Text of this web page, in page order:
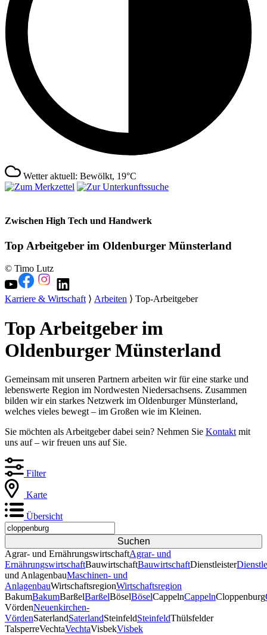
Wetter aktuell: Bewölkt, 19°C
Zwischen High Tech und Handwerk
Top Arbeitgeber im Oldenburger Münsterland
© Timo Lutz
Karriere & Wirtschaft⟩ Arbeiten ⟩ Top-Arbeitgeber
Top Arbeitgeber im
Oldenburger Münsterland
Gemeinsam mit unseren Partnern arbeiten wir für eine starke und
lebenswerte Region im Nordwesten Niedersachsens. Zusammen
bilden wir ein starkes Netzwerk im Oldenburger Münsterland,
welches vieles bewegt – im Großen wie im Kleinen.
Sie möchten als Arbeitgeber dabei sein? Nehmen Sie Kontakt mit
uns auf – wir freuen uns auf Sie.
Filter
Karte
Übersicht
Agrar- und ErnährungswirtschaftAgrar- und
ErnährungswirtschaftBauwirtschaftBauwirtschaftDienstleister
und AnlagenbauMaschinen- und
AnlagenbauWirtschaftsregionWirtschaftsregion
BakumBakumBarßelBarßelBöselBöselCappelnCappelnCloppenburg
VördenNeuenkirchen-
VördenSaterlandSaterlandSteinfeldSteinfeldThülsfelder
TalsperreVechtaVechtaVisbekVisbek